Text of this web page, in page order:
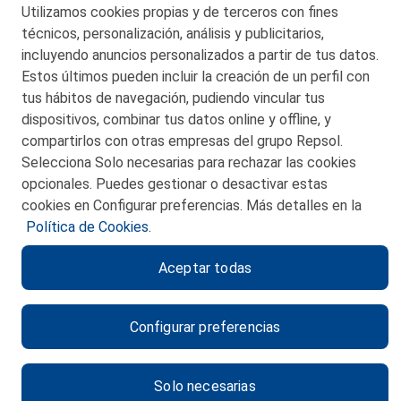
© 2026 Petronor S.A.
CONTACTO
MAPA WEB
POLITICA DE PRIVACIDAD
POLITICA DE COOKIES
CANAL DE ÉTICA
Utilizamos cookies propias y de terceros con fines
técnicos, personalización, análisis y publicitarios,
incluyendo anuncios personalizados a partir de tus datos.
Estos últimos pueden incluir la creación de un perfil con
tus hábitos de navegación, pudiendo vincular tus
dispositivos, combinar tus datos online y offline, y
compartirlos con otras empresas del grupo Repsol.
Selecciona Solo necesarias para rechazar las cookies
opcionales. Puedes gestionar o desactivar estas
cookies en Configurar preferencias. Más detalles en la
Política de Cookies.
Configurar preferencias
Solo necesarias
Aceptar todas